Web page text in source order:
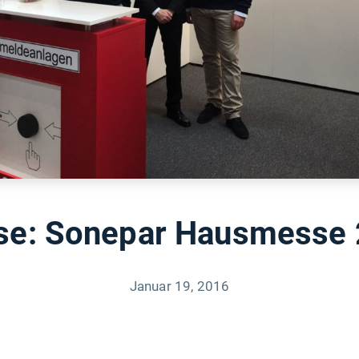
Sonepar Hausmesse
Januar 19, 2016